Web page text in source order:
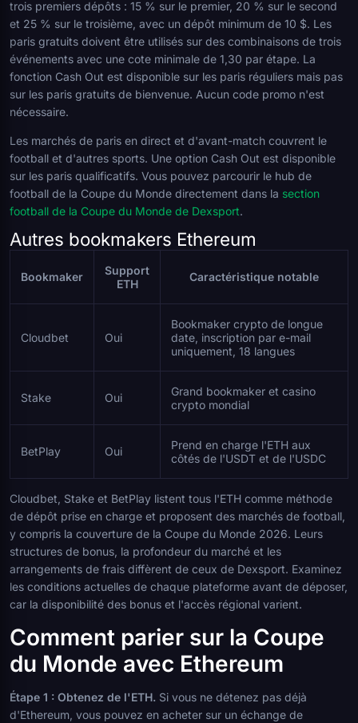
trois premiers dépôts : 15 % sur le premier, 20 % sur le second
et 25 % sur le troisième, avec un dépôt minimum de 10 $. Les
paris gratuits doivent être utilisés sur des combinaisons de trois
événements avec une cote minimale de 1,30 par étape. La
fonction Cash Out est disponible sur les paris réguliers mais pas
sur les paris gratuits de bienvenue. Aucun code promo n'est
nécessaire.
Les marchés de paris en direct et d'avant-match couvrent le
football et d'autres sports. Une option Cash Out est disponible
sur les paris qualificatifs. Vous pouvez parcourir le hub de
football de la Coupe du Monde directement dans la section
football de la Coupe du Monde de Dexsport.
Autres bookmakers Ethereum
Bookmaker
Support
ETH
Caractéristique notable
Cloudbet Oui
Bookmaker crypto de longue
date, inscription par e-mail
uniquement, 18 langues
Stake Oui
Grand bookmaker et casino
crypto mondial
BetPlay Oui
Prend en charge l'ETH aux
côtés de l'USDT et de l'USDC
Cloudbet, Stake et BetPlay listent tous l'ETH comme méthode
de dépôt prise en charge et proposent des marchés de football,
y compris la couverture de la Coupe du Monde 2026. Leurs
structures de bonus, la profondeur du marché et les
arrangements de frais diffèrent de ceux de Dexsport. Examinez
les conditions actuelles de chaque plateforme avant de déposer,
car la disponibilité des bonus et l'accès régional varient.
Comment parier sur la Coupe
du Monde avec Ethereum
Étape 1 : Obtenez de l'ETH. Si vous ne détenez pas déjà
d'Ethereum, vous pouvez en acheter sur un échange de